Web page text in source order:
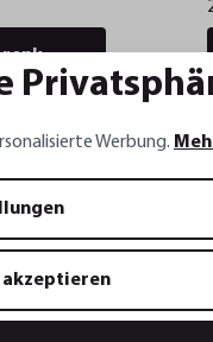
Werbung.
akzeptieren